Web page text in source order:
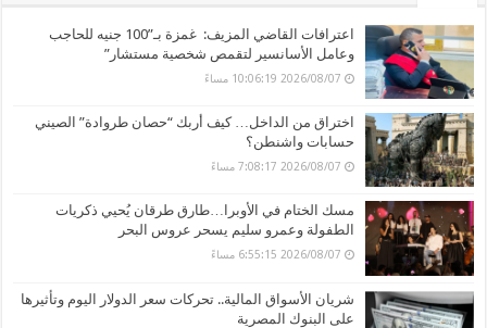
اعترافات القاضي المزيف: غمزة بـ”100 جنيه للحاجب
وعامل الأسانسير لتقمص شخصية مستشار”
2026/08/07 10:06:19 مساءً
اختراق من الداخل… كيف أربك “حصان طروادة” الصيني
حسابات واشنطن؟
2026/08/07 7:08:17 مساءً
مسك الختام في الأوبرا…طارق طرقان يُحيي ذكريات
الطفولة وعمرو سليم يسحر عروس البحر
2026/08/07 6:55:15 مساءً
شريان الأسواق المالية.. تحركات سعر الدولار اليوم وتأثيرها
على البنوك المصرية